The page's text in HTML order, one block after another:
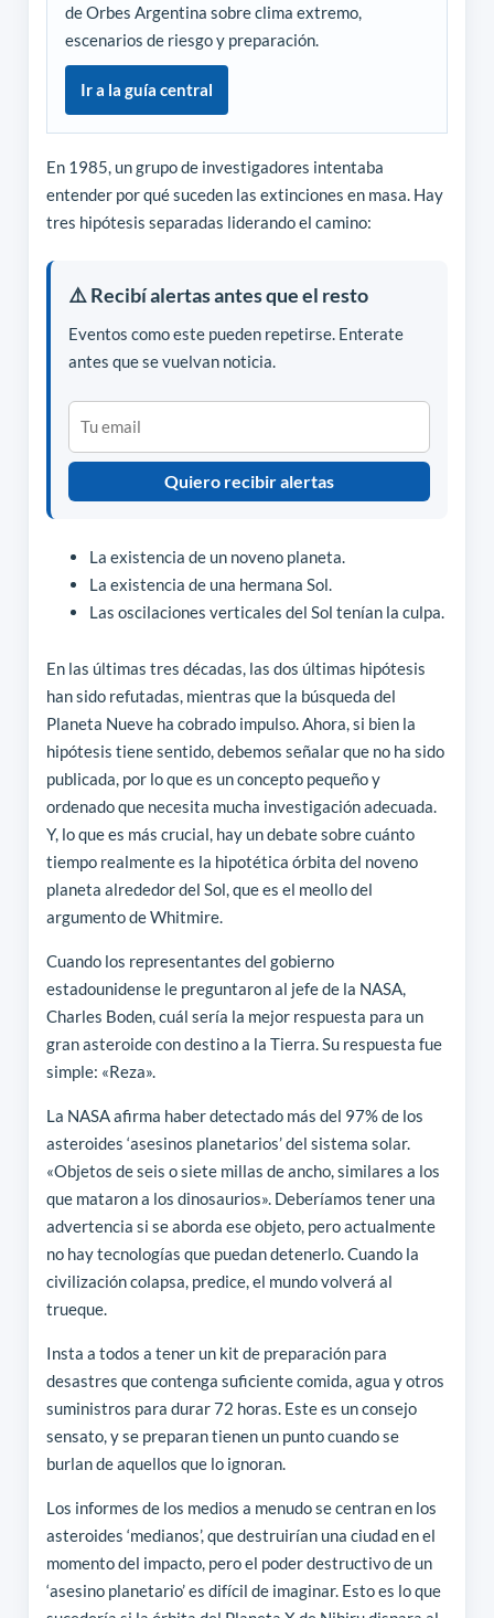
de Orbes Argentina sobre clima extremo,
escenarios de riesgo y preparación.
Ir a la guía central
En 1985, un grupo de investigadores intentaba
entender por qué suceden las extinciones en masa. Hay
tres hipótesis separadas liderando el camino:
⚠️ Recibí alertas antes que el resto
Eventos como este pueden repetirse. Enterate
antes que se vuelvan noticia.
Quiero recibir alertas
La existencia de un noveno planeta.
La existencia de una hermana Sol.
Las oscilaciones verticales del Sol tenían la culpa.
En las últimas tres décadas, las dos últimas hipótesis
han sido refutadas, mientras que la búsqueda del
Planeta Nueve ha cobrado impulso. Ahora, si bien la
hipótesis tiene sentido, debemos señalar que no ha sido
publicada, por lo que es un concepto pequeño y
ordenado que necesita mucha investigación adecuada.
Y, lo que es más crucial, hay un debate sobre cuánto
tiempo realmente es la hipotética órbita del noveno
planeta alrededor del Sol, que es el meollo del
argumento de Whitmire.
Cuando los representantes del gobierno
estadounidense le preguntaron al jefe de la NASA,
Charles Boden, cuál sería la mejor respuesta para un
gran asteroide con destino a la Tierra. Su respuesta fue
simple: «Reza».
La NASA afirma haber detectado más del 97% de los
asteroides ‘asesinos planetarios’ del sistema solar.
«Objetos de seis o siete millas de ancho, similares a los
que mataron a los dinosaurios». Deberíamos tener una
advertencia si se aborda ese objeto, pero actualmente
no hay tecnologías que puedan detenerlo. Cuando la
civilización colapsa, predice, el mundo volverá al
trueque.
Insta a todos a tener un kit de preparación para
desastres que contenga suficiente comida, agua y otros
suministros para durar 72 horas. Este es un consejo
sensato, y se preparan tienen un punto cuando se
burlan de aquellos que lo ignoran.
Los informes de los medios a menudo se centran en los
asteroides ‘medianos’, que destruirían una ciudad en el
momento del impacto, pero el poder destructivo de un
‘asesino planetario’ es difícil de imaginar. Esto es lo que